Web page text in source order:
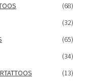
(68)
(32)
(65)
(34)
(13)